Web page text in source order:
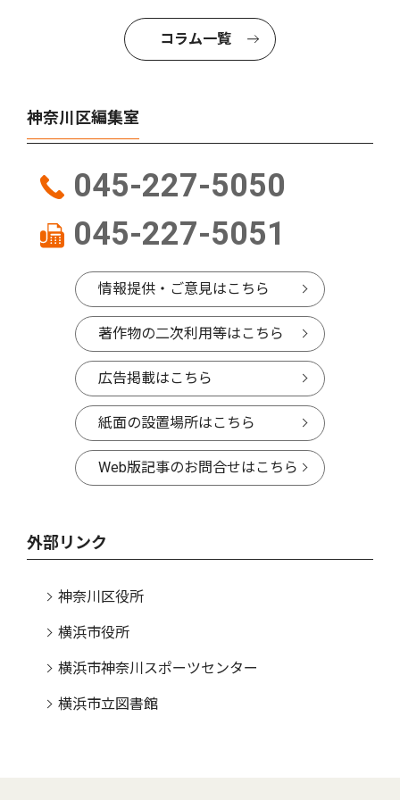
コラム一覧
神奈川区編集室
045-227-5050
045-227-5051
情報提供・ご意見はこちら
著作物の二次利用等はこちら
広告掲載はこちら
紙面の設置場所はこちら
Web版記事のお問合せはこちら
外部リンク
神奈川区役所
横浜市役所
横浜市神奈川スポーツセンター
横浜市立図書館